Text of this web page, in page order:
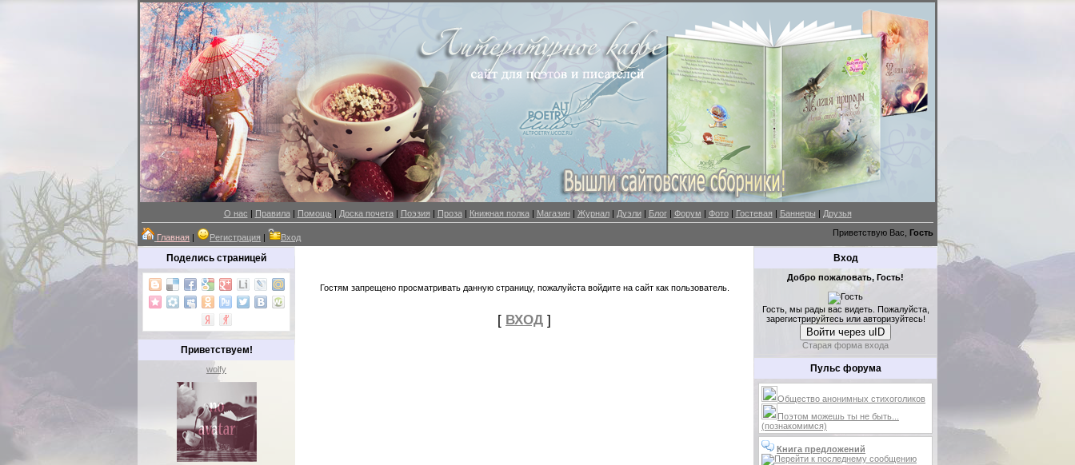
О нас | Правила| Помощь | Доска почета| Поэзия | Проза| Книжная полка| Магазин| Журнал| Дуэли| Блог| Форум | Фото| Гостевая | Баннеры | Друзья
Главная | Регистрация | Вход Приветствую Вас, Гость
Поделись страницей
Приветствуем!
wolfy
Гостям запрещено просматривать данную страницу, пожалуйста войдите на сайт как пользователь.
[ ВХОД ]
Вход
Добро пожаловать, Гость!
Гость, мы рады вас видеть. Пожалуйста,
зарегистрируйтесь или авторизуйтесь!
Войти через uID
Старая форма входа
Пульс форума
Общество анонимных стихоголиков
Поэтом можешь ты не быть...
(познакомимся)
Книга предложений